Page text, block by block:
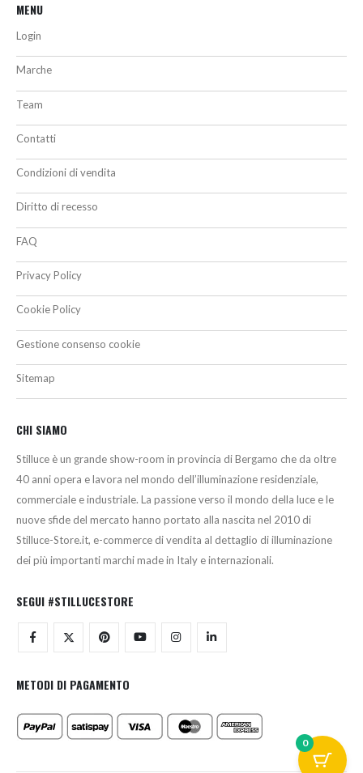
MENU
Login
Marche
Team
Contatti
Condizioni di vendita
Diritto di recesso
FAQ
Privacy Policy
Cookie Policy
Gestione consenso cookie
Sitemap
CHI SIAMO
Stilluce è un grande show-room in provincia di Bergamo che da oltre
40 anni opera e lavora nel mondo dell’illuminazione residenziale,
commerciale e industriale. La passione verso il mondo della luce e le
nuove sfide del mercato hanno portato alla nascita nel 2010 di
Stilluce-Store.it, e-commerce di vendita al dettaglio di illuminazione
dei più importanti marchi made in Italy e internazionali.
SEGUI #STILLUCESTORE
METODI DI PAGAMENTO
0